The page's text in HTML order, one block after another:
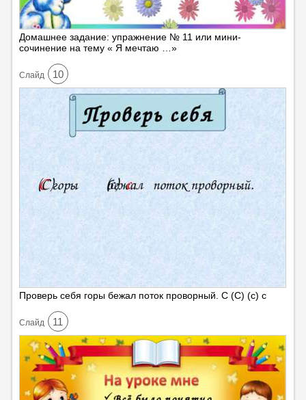
Домашнее задание: упражнение № 11 или мини-
сочинение на тему « Я мечтаю …»
Cлайд 10
Проверь себя горы бежал поток проворный. С (С) (с) с
Cлайд 11